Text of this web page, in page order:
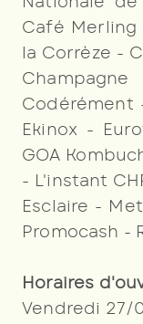
Café
la Corrèze -
Codérément
Ekinox -
GOA
- L'instant
Esclaire -
Promocash -
Horaires
Vendredi 27/
les
pour les